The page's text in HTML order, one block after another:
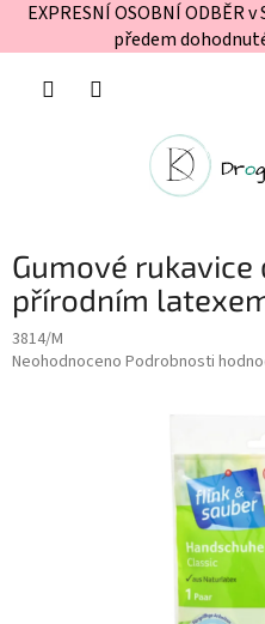
EXPRESNÍ OSOBNÍ ODBĚR
předem
Gumové
přírodním
3814/M
Průměrné
Neohodnoceno Podrobnosti